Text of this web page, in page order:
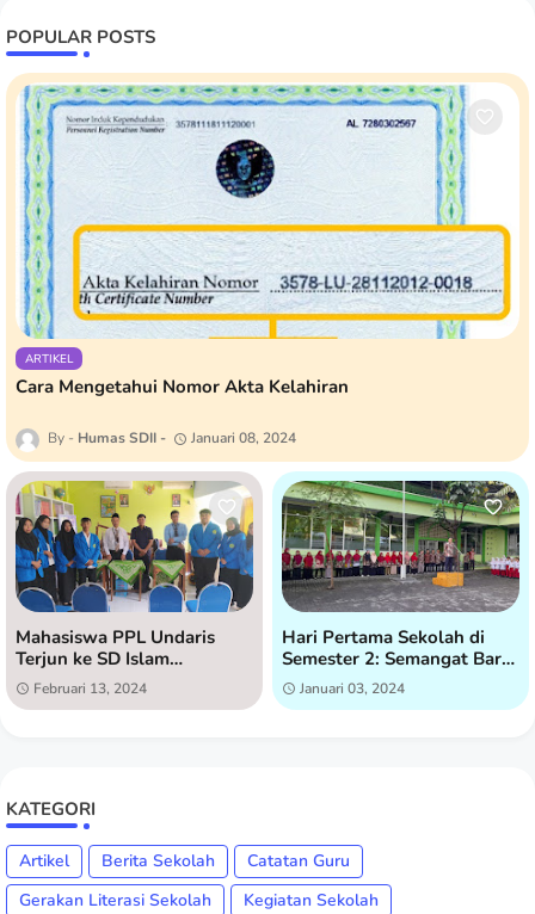
POPULAR POSTS
ARTIKEL
Cara Mengetahui Nomor Akta Kelahiran
Humas SDII Januari 08, 2024
Mahasiswa PPL Undaris
Terjun ke SD Islam
Istiqomah untuk Praktik
Lapangan
Februari 13, 2024
Hari Pertama Sekolah di
Semester 2: Semangat Baru
di SD Islam Istiqomah
Januari 03, 2024
KATEGORI
Artikel Berita Sekolah
Catatan Guru
Gerakan Literasi Sekolah
Kegiatan Sekolah